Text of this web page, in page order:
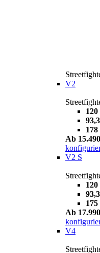
V2
120
Ab
V2 S
120
Ab
V4